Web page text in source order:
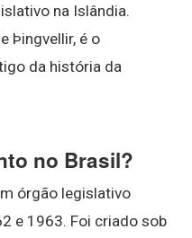
na Islândia.
Þingvellir, é o
da história da
no Brasil?
órgão legislativo
e 1963. Foi criado sob